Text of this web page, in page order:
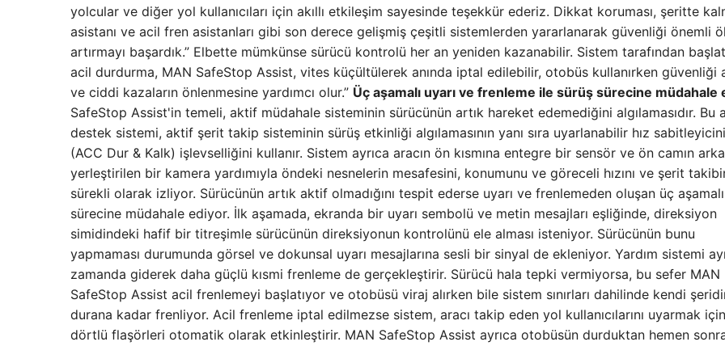
yolcular ve diğer yol kullanıcıları için akıllı etkileşim sayesinde teşekkür ederiz. Dikkat koruması, şeritte
asistanı ve acil fren asistanları gibi son derece gelişmiş çeşitli sistemlerden yararlanarak güvenliği önemli
artırmayı başardık.” Elbette mümkünse sürücü kontrolü her an yeniden kazanabilir. Sistem tarafından
acil durdurma, MAN SafeStop Assist, vites küçültülerek anında iptal edilebilir, otobüs kullanırken güvenliği
ve ciddi kazaların önlenmesine yardımcı olur.” Üç aşamalı uyarı ve frenleme ile sürüş sürecine müdahale
SafeStop Assist'in temeli, aktif müdahale sisteminin sürücünün artık hareket edemediğini algılamasıdır. Bu
destek sistemi, aktif şerit takip sisteminin sürüş etkinliği algılamasının yanı sıra uyarlanabilir hız
(ACC Dur & Kalk) işlevselliğini kullanır. Sistem ayrıca aracın ön kısmına entegre bir sensör ve ön camın
yerleştirilen bir kamera yardımıyla öndeki nesnelerin mesafesini, konumunu ve göreceli hızını ve şerit
sürekli olarak izliyor. Sürücünün artık aktif olmadığını tespit ederse uyarı ve frenlemeden oluşan üç
sürecine müdahale ediyor. İlk aşamada, ekranda bir uyarı sembolü ve metin mesajları eşliğinde, direksiyon
simidindeki hafif bir titreşimle sürücünün direksiyonun kontrolünü ele alması isteniyor. Sürücünün bunu
yapmaması durumunda görsel ve dokunsal uyarı mesajlarına sesli bir sinyal de ekleniyor. Yardım sistemi
zamanda giderek daha güçlü kısmi frenleme de gerçekleştirir. Sürücü hala tepki vermiyorsa, bu sefer MAN
SafeStop Assist acil frenlemeyi başlatıyor ve otobüsü viraj alırken bile sistem sınırları dahilinde kendi
durana kadar frenliyor. Acil frenleme iptal edilmezse sistem, aracı takip eden yol kullanıcılarını uyarmak için
dörtlü flaşörleri otomatik olarak etkinleştirir. MAN SafeStop Assist ayrıca otobüsün durduktan hemen